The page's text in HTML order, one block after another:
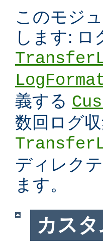
このモジ
します: ロ
義する
数回ログ
ディレク
ます。
カス